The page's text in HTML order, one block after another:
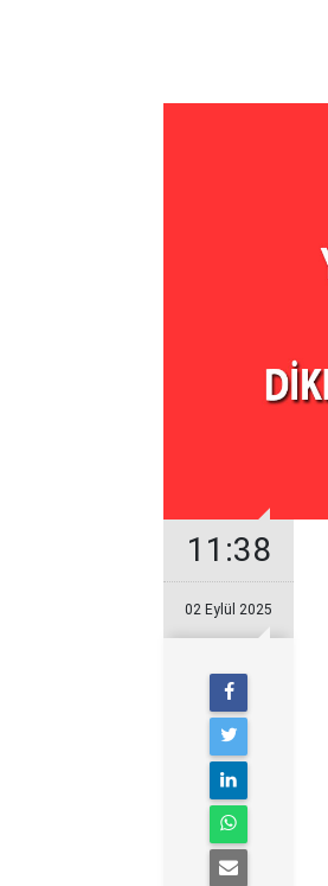
11:38
02 Eylül 2025